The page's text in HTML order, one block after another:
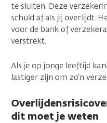
te sluiten. Deze
schuld af als jij overlijdt.
voor de bank of
verstrekt.
Als je op jonge leeftijd
lastiger zijn om zo’n
dit moet je weten